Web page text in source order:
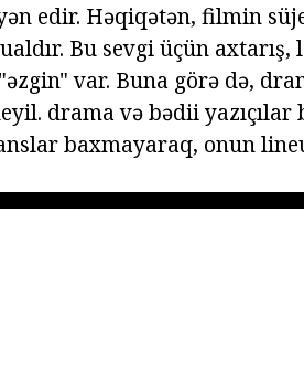
edir. Həqiqətən, filmin
Bu sevgi üçün axtarış,
var. Buna görə də,
drama və bədii yazıçılar
baxmayaraq, onun